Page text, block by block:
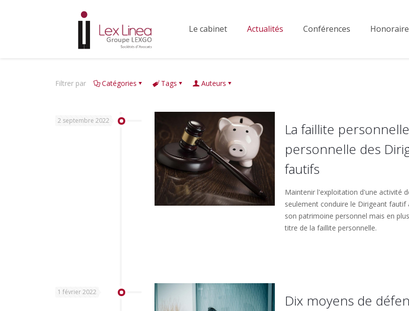
Le cabinet Actualités Conférences
Filtrer par Catégories Tags Auteurs
2 septembre 2022
La faillite
personnelle des
fautifs
Maintenir l'exploitation d'une activité
seulement conduire le Dirigeant fautif
son patrimoine personnel mais en
titre de la faillite personnelle.
1 février 2022
Dix moyens de